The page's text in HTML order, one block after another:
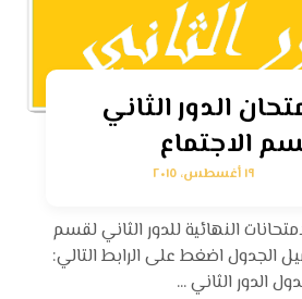
الدور الثاني
الاجتماع
١٩ أغسطس، ٢٠١٥
النهائية للدور الثاني لقسم
الجدول اضغط على الرابط التالي:
الدور الثاني ...